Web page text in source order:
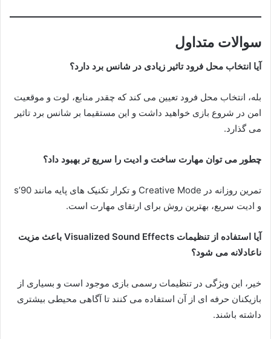
سوالات متداول
آیا انتخاب محل فرود تاثیر زیادی در شانس برد دارد؟
بله، انتخاب محل فرود تعیین می کند که چقدر منابع، لوت و موقعیت
امن در شروع بازی خواهید داشت و این مستقیما بر شانس برد تاثیر
می گذارد.
چطور می توان مهارت ساخت و ادیت را سریع تر بهبود داد؟
تمرین روزانه در Creative Mode و تکرار تکنیک های پایه مانند 90’s
و ادیت سریع، بهترین روش برای ارتقای مهارت است.
آیا استفاده از تنظیمات Visualized Sound Effects باعث مزیت
ناعادلانه می شود؟
خیر، این ویژگی در تنظیمات رسمی بازی موجود است و بسیاری از
بازیکنان حرفه ای از آن استفاده می کنند تا آگاهی محیطی بیشتری
داشته باشند.